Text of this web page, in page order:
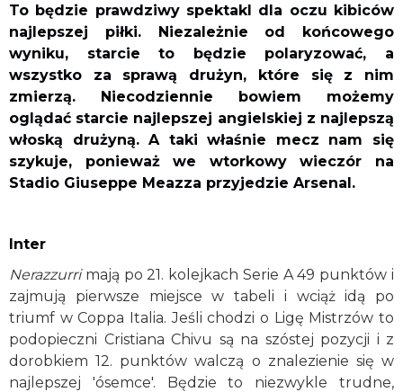
To będzie prawdziwy spektakl dla oczu kibiców
najlepszej piłki. Niezależnie od końcowego
wyniku, starcie to będzie polaryzować, a
wszystko za sprawą drużyn, które się z nim
zmierzą. Niecodziennie bowiem możemy
oglądać starcie najlepszej angielskiej z najlepszą
włoską drużyną. A taki właśnie mecz nam się
szykuje, ponieważ we wtorkowy wieczór na
Stadio Giuseppe Meazza przyjedzie Arsenal.
Inter
Nerazzurrimają po 21. kolejkach Serie A 49 punktów i
zajmują pierwsze miejsce w tabeli i wciąż idą po
triumf w Coppa Italia. Jeśli chodzi o Ligę Mistrzów to
podopieczni Cristiana Chivu są na szóstej pozycji i z
dorobkiem 12. punktów walczą o znalezienie się w
najlepszej 'ósemce'. Będzie to niezwykle trudne,